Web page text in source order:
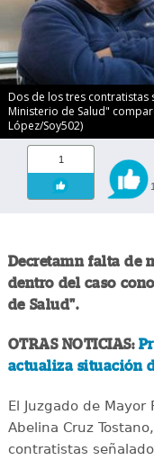
Dos de los tres contratistas
Ministerio de Salud"
López/Soy502)
1
Decretamn falta de
dentro del caso
de Salud".
OTRAS NOTICIAS:
actualiza situación
El Juzgado de
Abelina Cruz
contratistas